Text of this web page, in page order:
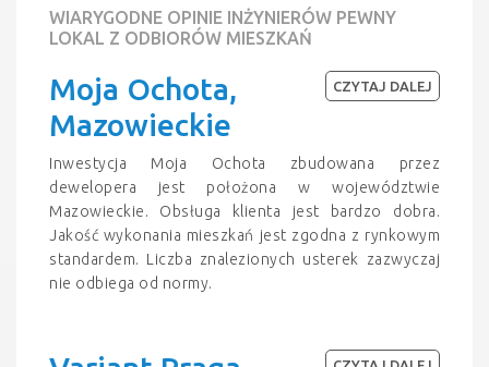
WIARYGODNE OPINIE INŻYNIERÓW PEWNY
LOKAL Z ODBIORÓW MIESZKAŃ
Moja Ochota,
Mazowieckie
Inwestycja Moja Ochota zbudowana przez
dewelopera jest położona w województwie
Mazowieckie. Obsługa klienta jest bardzo dobra.
Jakość wykonania mieszkań jest zgodna z rynkowym
standardem. Liczba znalezionych usterek zazwyczaj
nie odbiega od normy.
CZYTAJ DALEJ